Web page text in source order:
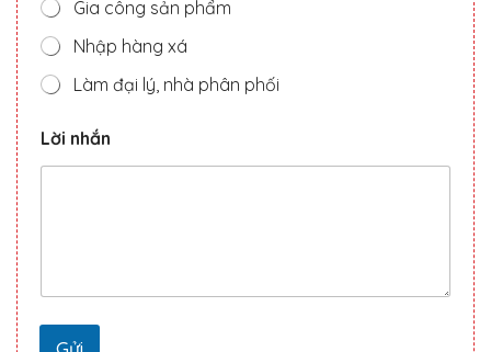
Gia công sản phẩm
Nhập hàng xá
Làm đại lý, nhà phân phối
d
ị
Lời nhắn